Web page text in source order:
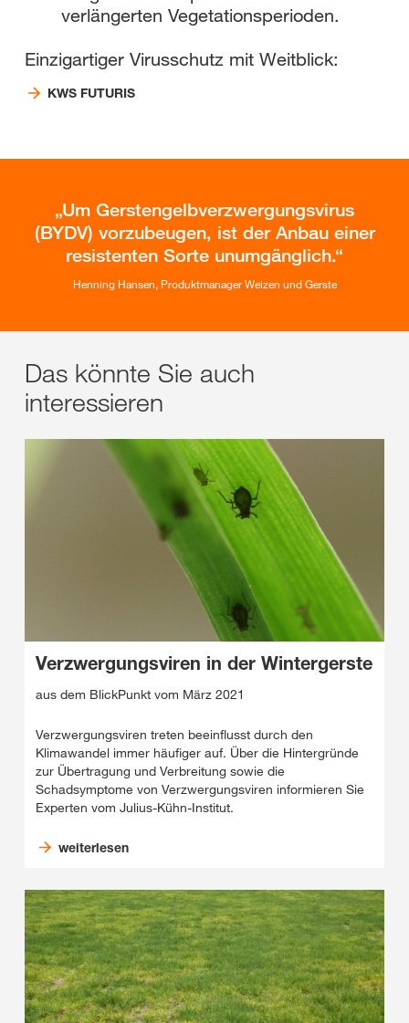
verlängerten Vegetationsperioden.
Einzigartiger Virusschutz mit Weitblick:
KWS FUTURIS
Um Gerstengelbverzwergungsvirus
(BYDV) vorzubeugen, ist der Anbau einer
resistenten Sorte unumgänglich.
Henning Hansen, Produktmanager Weizen und Gerste
Das könnte Sie auch
interessieren
Verzwergungsviren in der Wintergerste
aus dem BlickPunkt vom März 2021
Verzwergungsviren treten beeinflusst durch den
Klimawandel immer häufiger auf. Über die Hintergründe
zur Übertragung und Verbreitung sowie die
Schadsymptome von Verzwergungsviren informieren Sie
Experten vom Julius-Kühn-Institut.
weiterlesen